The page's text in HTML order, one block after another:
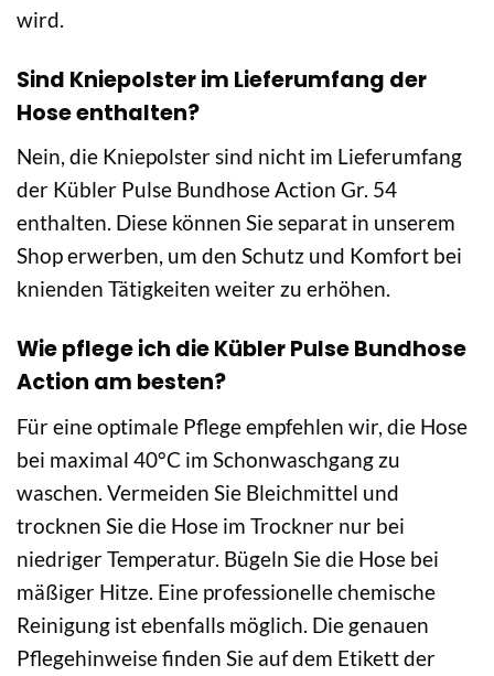
wird.
Sind Kniepolster im Lieferumfang der
Hose enthalten?
Nein, die Kniepolster sind nicht im Lieferumfang
der Kübler Pulse Bundhose Action Gr. 54
enthalten. Diese können Sie separat in unserem
Shop erwerben, um den Schutz und Komfort bei
knienden Tätigkeiten weiter zu erhöhen.
Wie pflege ich die Kübler Pulse Bundhose
Action am besten?
Für eine optimale Pflege empfehlen wir, die Hose
bei maximal 40°C im Schonwaschgang zu
waschen. Vermeiden Sie Bleichmittel und
trocknen Sie die Hose im Trockner nur bei
niedriger Temperatur. Bügeln Sie die Hose bei
mäßiger Hitze. Eine professionelle chemische
Reinigung ist ebenfalls möglich. Die genauen
Pflegehinweise finden Sie auf dem Etikett der